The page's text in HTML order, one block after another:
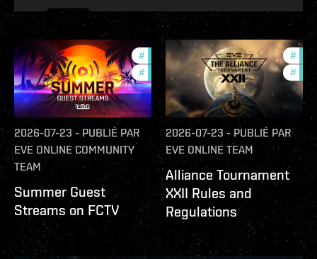
# ccptv
# community
2026-07-23 -PUBLIÉ PAR
EVE ONLINE COMMUNITY
TEAM
Summer Guest
Streams on FCTV
#
#
2026-07-23 - PUBLIÉ PAR
EVE ONLINE TEAM
Alliance Tournament
XXII Rules and
Regulations